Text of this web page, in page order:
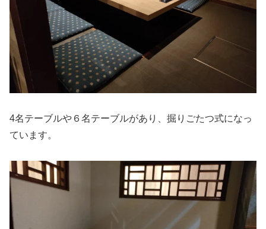
4名テーブルや６名テーブルがあり、掘りごたつ式になっ
ています。